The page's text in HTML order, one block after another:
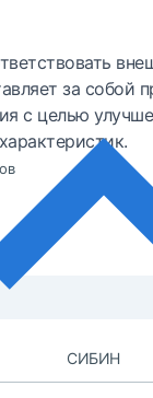
за собой
с целью
СИБИН